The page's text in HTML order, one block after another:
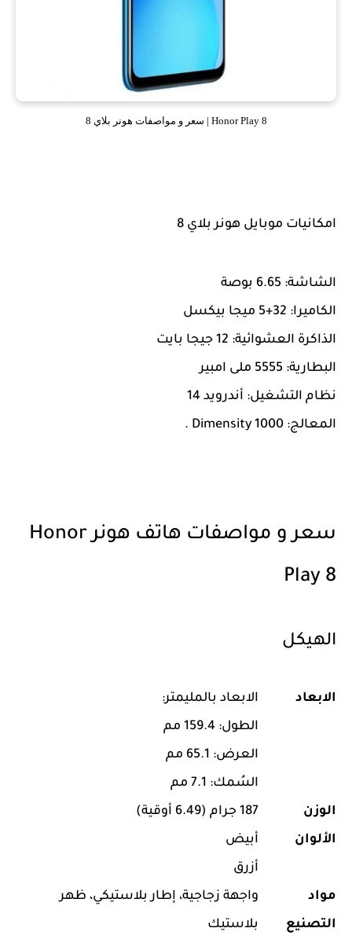
Honor Play 8 | سعر و مواصفات هونر بلاي 8
امكانيات موبايل هونر بلاي 8
الشاشة: 6.65 بوصة
الكاميرا: 32+5 ميجا بيكسل
الذاكرة العشوائية: 12 جيجا بايت
البطارية: 5555 ملى امبير
نظام التشغيل: أندرويد 14
المعالج: Dimensity 1000 .
سعر و مواصفات هاتف هونر Honor
Play 8
الهيكل
الابعاد
الابعاد بالمليمتر:
الطول: 159.4 مم
العرض: 65.1 مم
السُمك: 7.1 مم
الوزن
187 جرام (6.49 أوقية)
الألوان
أبيض
أزرق
مواد
التصنيع
واجهة زجاجية، إطار بلاستيكي، ظهر
بلاستيك